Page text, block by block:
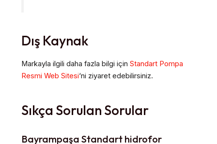
Dış Kaynak
Markayla ilgili daha fazla bilgi için Standart Pompa
Resmi Web Sitesi‘ni ziyaret edebilirsiniz.
Sıkça Sorulan Sorular
Bayrampaşa Standart hidrofor